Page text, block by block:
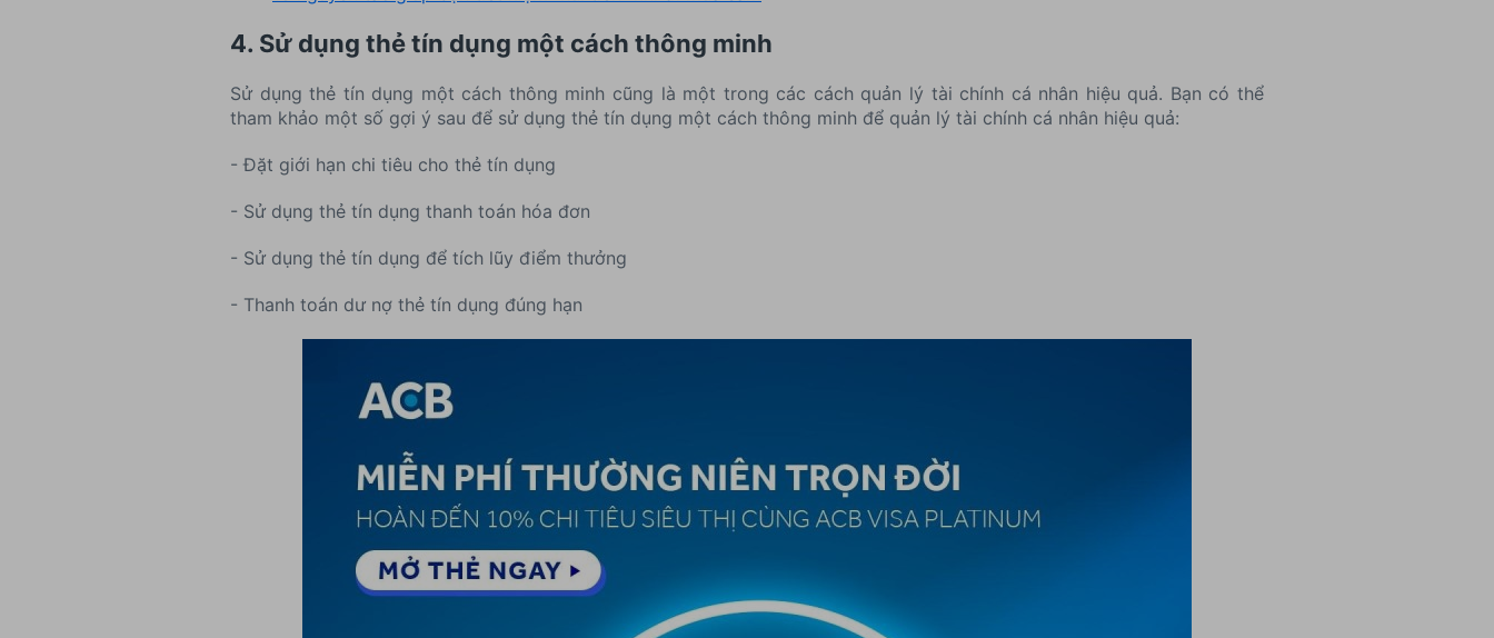
4. Sử dụng thẻ tín dụng một cách thông minh
Sử dụng thẻ tín dụng một cách thông minh cũng là một trong các cách quản lý tài chính cá nhân hiệu quả. Bạn có thể
tham khảo một số gợi ý sau để sử dụng thẻ tín dụng một cách thông minh để quản lý tài chính cá nhân hiệu quả:
- Đặt giới hạn chi tiêu cho thẻ tín dụng
- Sử dụng thẻ tín dụng thanh toán hóa đơn
- Sử dụng thẻ tín dụng để tích lũy điểm thưởng
- Thanh toán dư nợ thẻ tín dụng đúng hạn